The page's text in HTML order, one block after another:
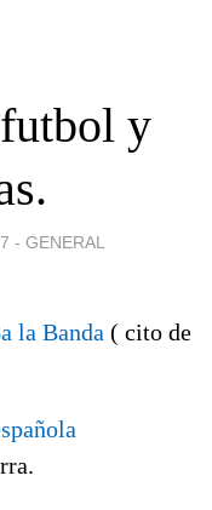
y
- GENERAL
la Banda ( cito de